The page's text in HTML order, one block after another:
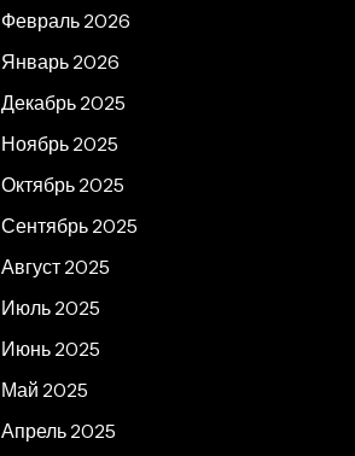
Февраль 2026
Январь 2026
Декабрь 2025
Ноябрь 2025
Октябрь 2025
Сентябрь 2025
Август 2025
Июль 2025
Июнь 2025
Май 2025
Апрель 2025